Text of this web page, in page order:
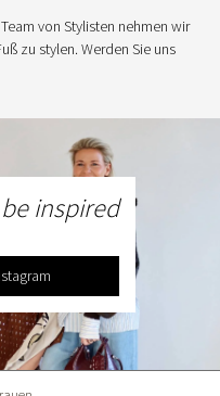
von Stylisten nehmen wir
zu stylen. Werden Sie uns
inspired